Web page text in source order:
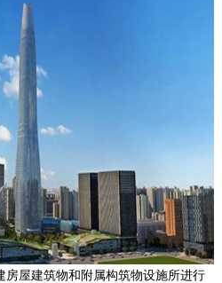
房屋建筑物和附属构筑物设施所进行